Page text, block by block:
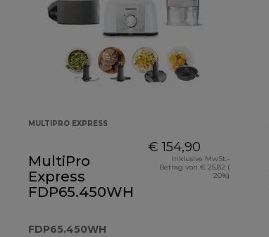
MULTIPRO EXPRESS
MultiPro
Express
FDP65.450WH
FDP65.450WH
€ 154,90
Inklusive MwSt.-
Betrag von € 25,82 (
20%)